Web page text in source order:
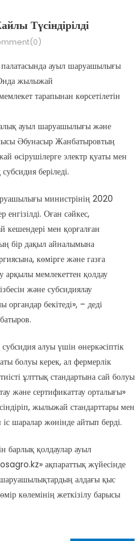
Түсіндірілді
ауыл шаруашылығы
жылыжай
тарапынан көрсетілетін
ауыл шаруашылығы және
Әбунасыр Жанбатыровтың
өсірушілерге электр қуаты мен
беріледі.
министрінің 2020
Оған сәйкес,
мен қорғалған
бір дақыл айналымына
көмірге және газға
арқылы мемлекеттен қолдау
және субсидиялау
органдар бекітеді», – деді
алуы үшін өнеркәсіптік
болуы керек, ал фермерлік
ұлттық стандартына сай болуы
және сертификаттау орталығы»
жылыжай стандарттары мен
шаралар жөнінде айтып берді.
барлық қолдаулар ауыл
ақпараттық жүйесінде
алдағы қыс
көлемінің жеткізілу барысы